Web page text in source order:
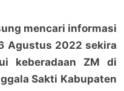
mencari informasi
Agustus 2022 sekira
keberadaan ZM di
Sakti Kabupaten